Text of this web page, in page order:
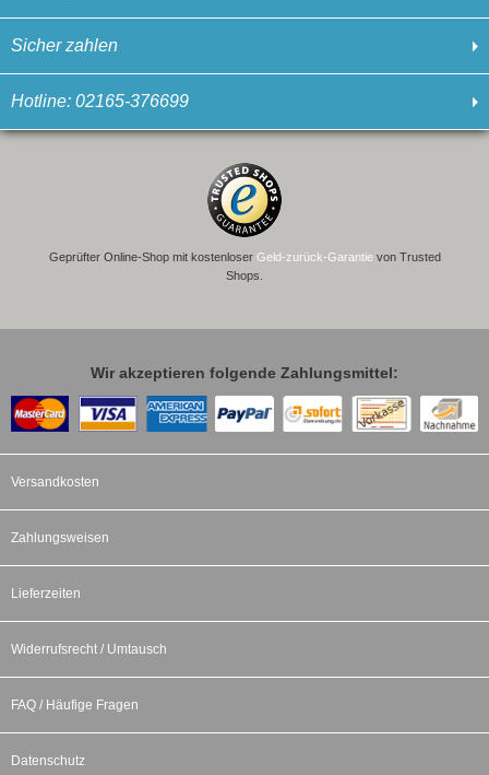
Sicher zahlen
Hotline: 02165-376699
Geprüfter Online-Shop mit kostenloser Geld-zurück-Garantievon Trusted
Shops.
Wir akzeptieren folgende Zahlungsmittel:
Versandkosten
Zahlungsweisen
Lieferzeiten
Widerrufsrecht / Umtausch
FAQ / Häufige Fragen
Datenschutz